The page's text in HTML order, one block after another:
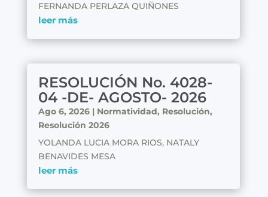
FERNANDA PERLAZA QUIÑONES
leer más
RESOLUCIÓN No. 4028-
04 -DE- AGOSTO- 2026
Ago 6, 2026| Normatividad, Resolución,
Resolución 2026
YOLANDA LUCIA MORA RIOS, NATALY
BENAVIDES MESA
leer más